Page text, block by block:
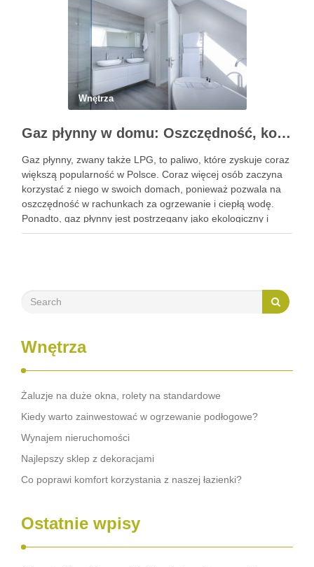
Wnętrza
Gaz płynny w domu: Oszczędność, komfort i dbałość o środowisko
Gaz płynny, zwany także LPG, to paliwo, które zyskuje coraz
większą popularność w Polsce. Coraz więcej osób zaczyna
korzystać z niego w swoich domach, ponieważ pozwala na
oszczędność w rachunkach za ogrzewanie i ciepłą wodę.
Ponadto, gaz płynny jest postrzegany jako ekologiczny i
bezpieczny dla środowiska. W tym artykule dowiesz …
Wnętrza
Żaluzje na duże okna, rolety na standardowe
Kiedy warto zainwestować w ogrzewanie podłogowe?
Wynajem nieruchomości
Najlepszy sklep z dekoracjami
Co poprawi komfort korzystania z naszej łazienki?
Ostatnie wpisy